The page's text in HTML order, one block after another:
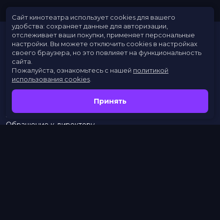
Расписание
Скоро в кино
Заведения
Обращение к директору
Сайт кинотеатра использует cookies для вашего
удобства: сохраняет данные для авторизации,
отслеживает ваши покупки, применяет персональные
настройки. Вы можете отключить cookies в настройках
своего браузера, но это повлияет на функциональность
сайта.
Пожалуйста, ознакомьтесь с нашей политикой
использования cookies
Принять